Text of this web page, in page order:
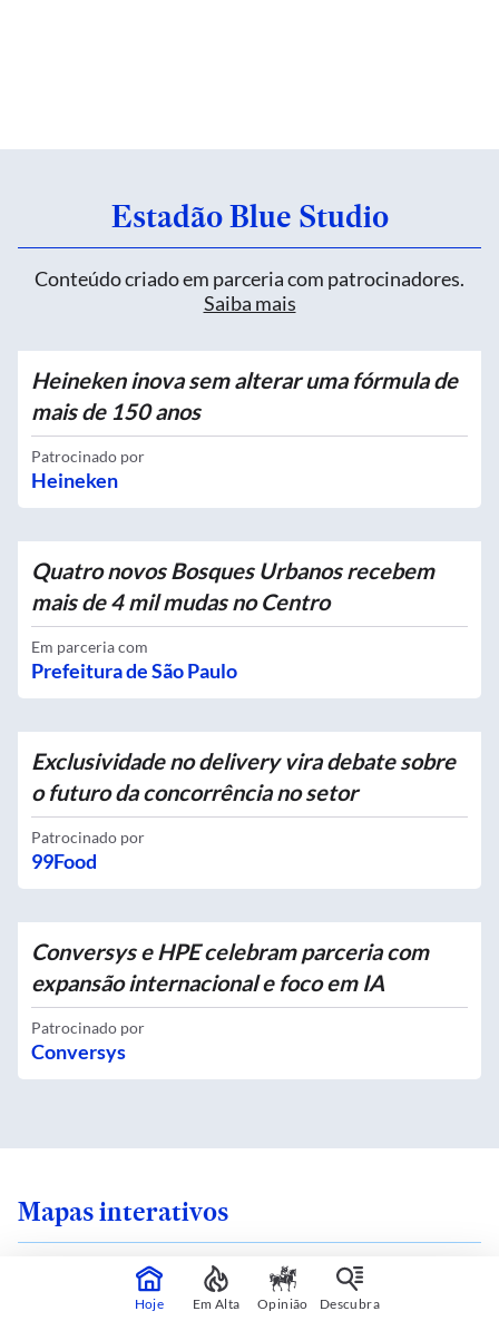
Estadão Blue Studio
Conteúdo criado em parceria com patrocinadores.
Saiba mais
Heineken inova sem alterar uma fórmula de
mais de 150 anos
Patrocinado por
Heineken
Quatro novos Bosques Urbanos recebem
mais de 4 mil mudas no Centro
Em parceria com
Prefeitura de São Paulo
Exclusividade no delivery vira debate sobre
o futuro da concorrência no setor
Patrocinado por
99Food
Conversys e HPE celebram parceria com
expansão internacional e foco em IA
Patrocinado por
Conversys
Mapas interativos
Hoje Em Alta Opinião Descubra